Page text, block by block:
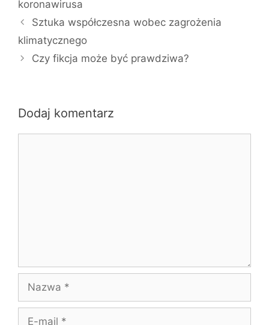
koronawirusa
Sztuka współczesna wobec zagrożenia
klimatycznego
Czy fikcja może być prawdziwa?
Dodaj komentarz
Nazwa